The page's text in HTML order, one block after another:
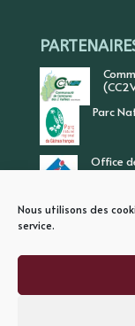
Nous utilisons des
service.
Parc
Office
Forêt,